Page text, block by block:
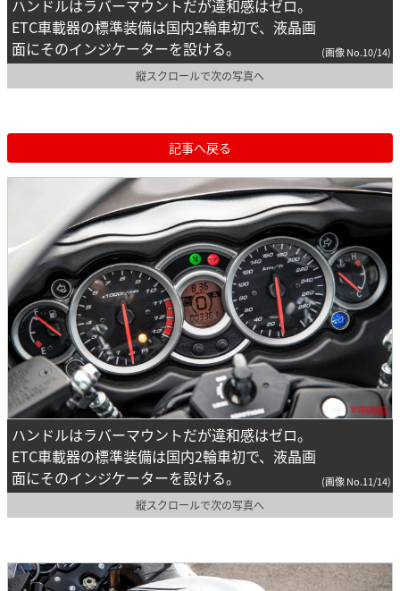
ハンドルはラバーマウントだが違和感はゼロ。
ETC車載器の標準装備は国内2輪車初で、液晶画
面にそのインジケーターを設ける。
(画像 No.10/14)
縦スクロールで次の写真へ
記事へ戻る
ハンドルはラバーマウントだが違和感はゼロ。
ETC車載器の標準装備は国内2輪車初で、液晶画
面にそのインジケーターを設ける。
(画像 No.11/14)
縦スクロールで次の写真へ